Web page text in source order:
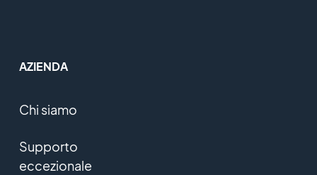
AZIENDA
Chi siamo
Supporto
eccezionale